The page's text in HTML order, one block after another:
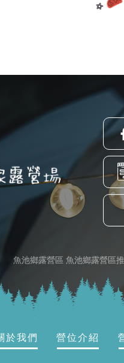
魚池鄉露營區 魚池鄉露營區
於我們 營位介紹